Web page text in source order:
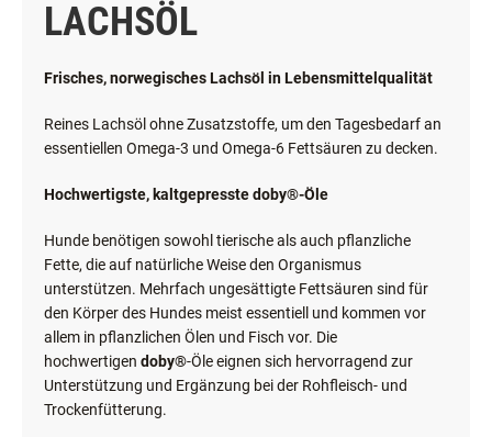
LACHSÖL
Frisches, norwegisches Lachsöl in Lebensmittelqualität
Reines Lachsöl ohne Zusatzstoffe, um den Tagesbedarf an
essentiellen Omega-3 und Omega-6 Fettsäuren zu decken.
Hochwertigste, kaltgepresstedoby®-Öle
Hunde benötigen sowohl tierische als auch pflanzliche
Fette, die auf natürliche Weise den Organismus
unterstützen. Mehrfach ungesättigte Fettsäuren sind für
den Körper des Hundes meist essentiell und kommen vor
allem in pflanzlichen Ölen und Fisch vor. Die
hochwertigen doby®-Öle eignen sich hervorragend zur
Unterstützung und Ergänzung bei der Rohfleisch- und
Trockenfütterung.